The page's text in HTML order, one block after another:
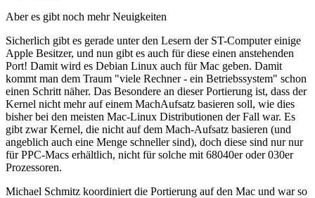
Aber es gibt noch mehr Neuigkeiten
Sicherlich gibt es gerade unter den Lesern der ST-Computer einige
Apple Besitzer, und nun gibt es auch für diese einen anstehenden
Port! Damit wird es Debian Linux auch für Mac geben. Damit
kommt man dem Traum "viele Rechner - ein Betriebssystem" schon
einen Schritt näher. Das Besondere an dieser Portierung ist, dass der
Kernel nicht mehr auf einem MachAufsatz basieren soll, wie dies
bisher bei den meisten Mac-Linux Distributionen der Fall war. Es
gibt zwar Kernel, die nicht auf dem Mach-Aufsatz basieren (und
angeblich auch eine Menge schneller sind), doch diese sind nur nur
für PPC-Macs erhältlich, nicht für solche mit 68040er oder 030er
Prozessoren.
Michael Schmitz koordiniert die Portierung auf den Mac und war so